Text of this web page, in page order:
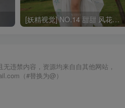
[妖精视觉] NO.14 甜甜 风花雪月 [66P]
违禁内容，资源均来自自其他网站，
（#替换为@）